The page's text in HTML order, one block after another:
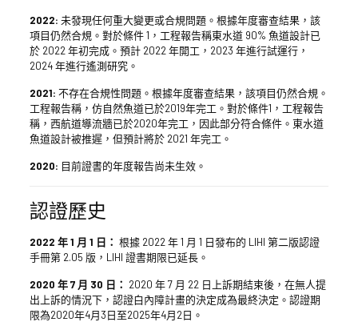
2022: 未發現任何重大變更或合規問題。根據年度審查結果，該
項目仍然合規。對於條件 1，工程報告稱東水道 90% 魚道設計已
於 2022 年初完成。預計 2022 年開工，2023 年進行試運行，
2024 年進行遙測研究。
2021: 不存在合規性問題。根據年度審查結果，該項目仍然合規。
工程報告稱，仿自然魚道已於2019年完工。對於條件1，工程報告
稱，西航道導流牆已於2020年完工，因此部分符合條件。東水道
魚道設計被推遲，但預計將於 2021 年完工。
2020: 目前證書的年度報告尚未生效。
認證歷史
2022 年 1 月 1 日： 根據 2022 年 1 月 1 日發布的 LIHI 第二版認證
手冊第 2.05 版，LIHI 證書期限已延長。
2020 年 7 月 30 日： 2020 年 7 月 22 日上訴期結束後，在無人提
出上訴的情況下，認證白內障計畫的決定成為最終決定。認證期
限為2020年4月3日至2025年4月2日。